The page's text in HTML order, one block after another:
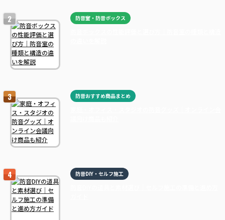
防音室・防音ボックス
防音おすすめ商品まとめ
防音DIY・セルフ施工